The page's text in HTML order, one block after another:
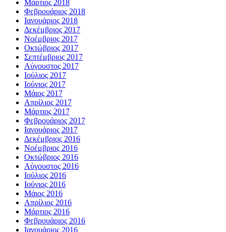
Μάρτιος 2018
Φεβρουάριος 2018
Ιανουάριος 2018
Δεκέμβριος 2017
Νοέμβριος 2017
Οκτώβριος 2017
Σεπτέμβριος 2017
Αύγουστος 2017
Ιούλιος 2017
Ιούνιος 2017
Μάιος 2017
Απρίλιος 2017
Μάρτιος 2017
Φεβρουάριος 2017
Ιανουάριος 2017
Δεκέμβριος 2016
Νοέμβριος 2016
Οκτώβριος 2016
Αύγουστος 2016
Ιούλιος 2016
Ιούνιος 2016
Μάιος 2016
Απρίλιος 2016
Μάρτιος 2016
Φεβρουάριος 2016
Ιανουάριος 2016